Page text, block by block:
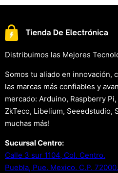
Distribuimos las Mejores
Somos tu aliado en innovación,
las marcas más confiables y
mercado: Arduino, Raspberry
ZkTeco, Libelium, Seeedstudio,
muchas más!
Sucursal Centro:
Calle 3 sur 1104, Col. Centro.
Puebla, Pue. Mexico. C.P. 72000.